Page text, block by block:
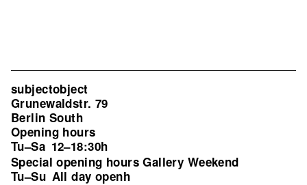
subjectobject
Grunewaldstr. 79
Berlin South
Opening hours
Tu–Sa 12–18:30h
Special opening hours Gallery Weekend
Tu–Su All day openh